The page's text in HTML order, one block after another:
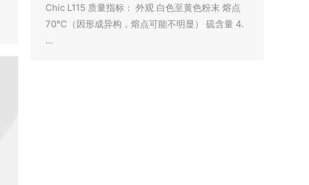
Chic L115 质量指标： 外观 白色至黄色粉末 熔点
70℃（因形成异构，熔点可能不明显） 硫含量 4.
…